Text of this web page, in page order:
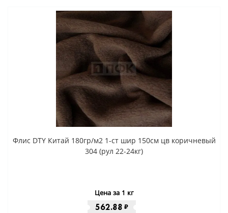
Флис DTY Китай 180гр/м2 1-ст шир 150см цв коричневый
304 (рул 22-24кг)
Цена за 1 кг
562.88 ₽